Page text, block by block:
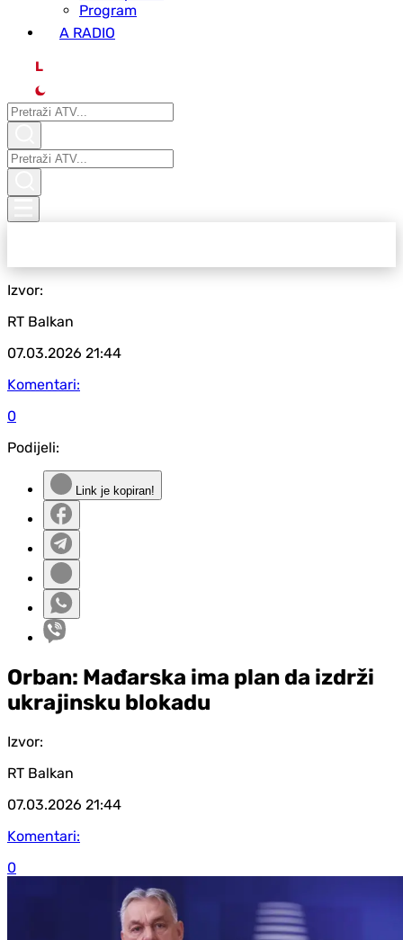
Program
A RADIO
L
Izvor:
RT Balkan
07.03.2026 21:44
Komentari:
0
Podijeli:
Link je kopiran!
Orban: Mađarska ima plan da izdrži
ukrajinsku blokadu
Izvor:
RT Balkan
07.03.2026 21:44
Komentari:
0